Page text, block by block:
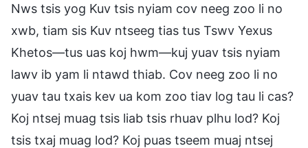
Nws tsis yog Kuv tsis nyiam cov neeg zoo li no
xwb, tiam sis Kuv ntseeg tias tus Tswv Yexus
Khetos—tus uas koj hwm—kuj yuav tsis nyiam
lawv ib yam li ntawd thiab. Cov neeg zoo li no
yuav tau txais kev ua kom zoo tiav log tau li cas?
Koj ntsej muag tsis liab tsis rhuav plhu lod? Koj
tsis txaj muag lod? Koj puas tseem muaj ntsej